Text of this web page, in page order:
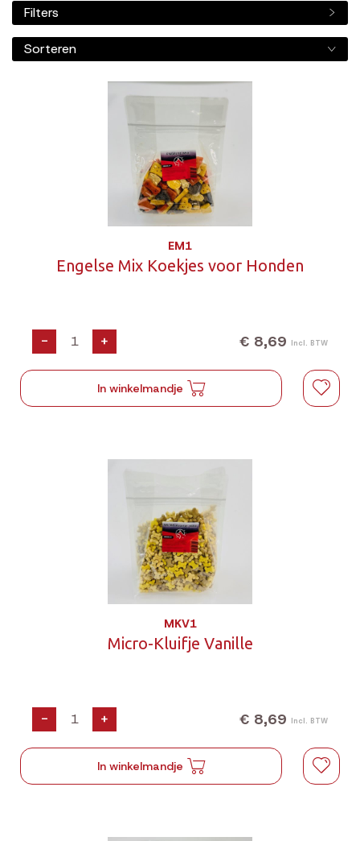
Filters
Sorteren
EM1
Engelse Mix Koekjes voor Honden
- + € 8,69 Incl. BTW
In winkelmandje
MKV1
Micro-Kluifje Vanille
- + € 8,69 Incl. BTW
In winkelmandje